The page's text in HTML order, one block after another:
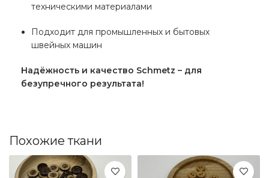
техническими материалами
Подходит для промышленных и бытовых
швейных машин
Надёжность и качество Schmetz – для
безупречного результата!
Похожие ткани